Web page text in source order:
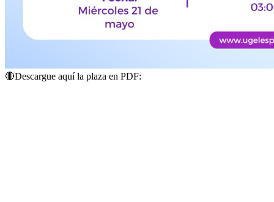
🔴Descargue aquí la plaza en PDF: